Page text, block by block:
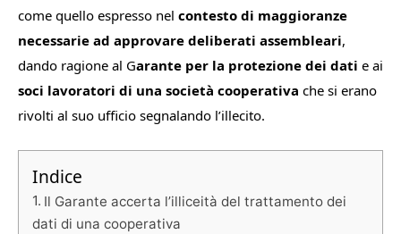
come quello espresso nel contesto di maggioranze
necessarie ad approvare deliberati assembleari,
dando ragione al Garante per la protezione dei dati e ai
soci lavoratori di una società cooperativa che si erano
rivolti al suo ufficio segnalando l’illecito.
Indice
Il Garante accerta l’illiceità del trattamento dei
dati di una cooperativa